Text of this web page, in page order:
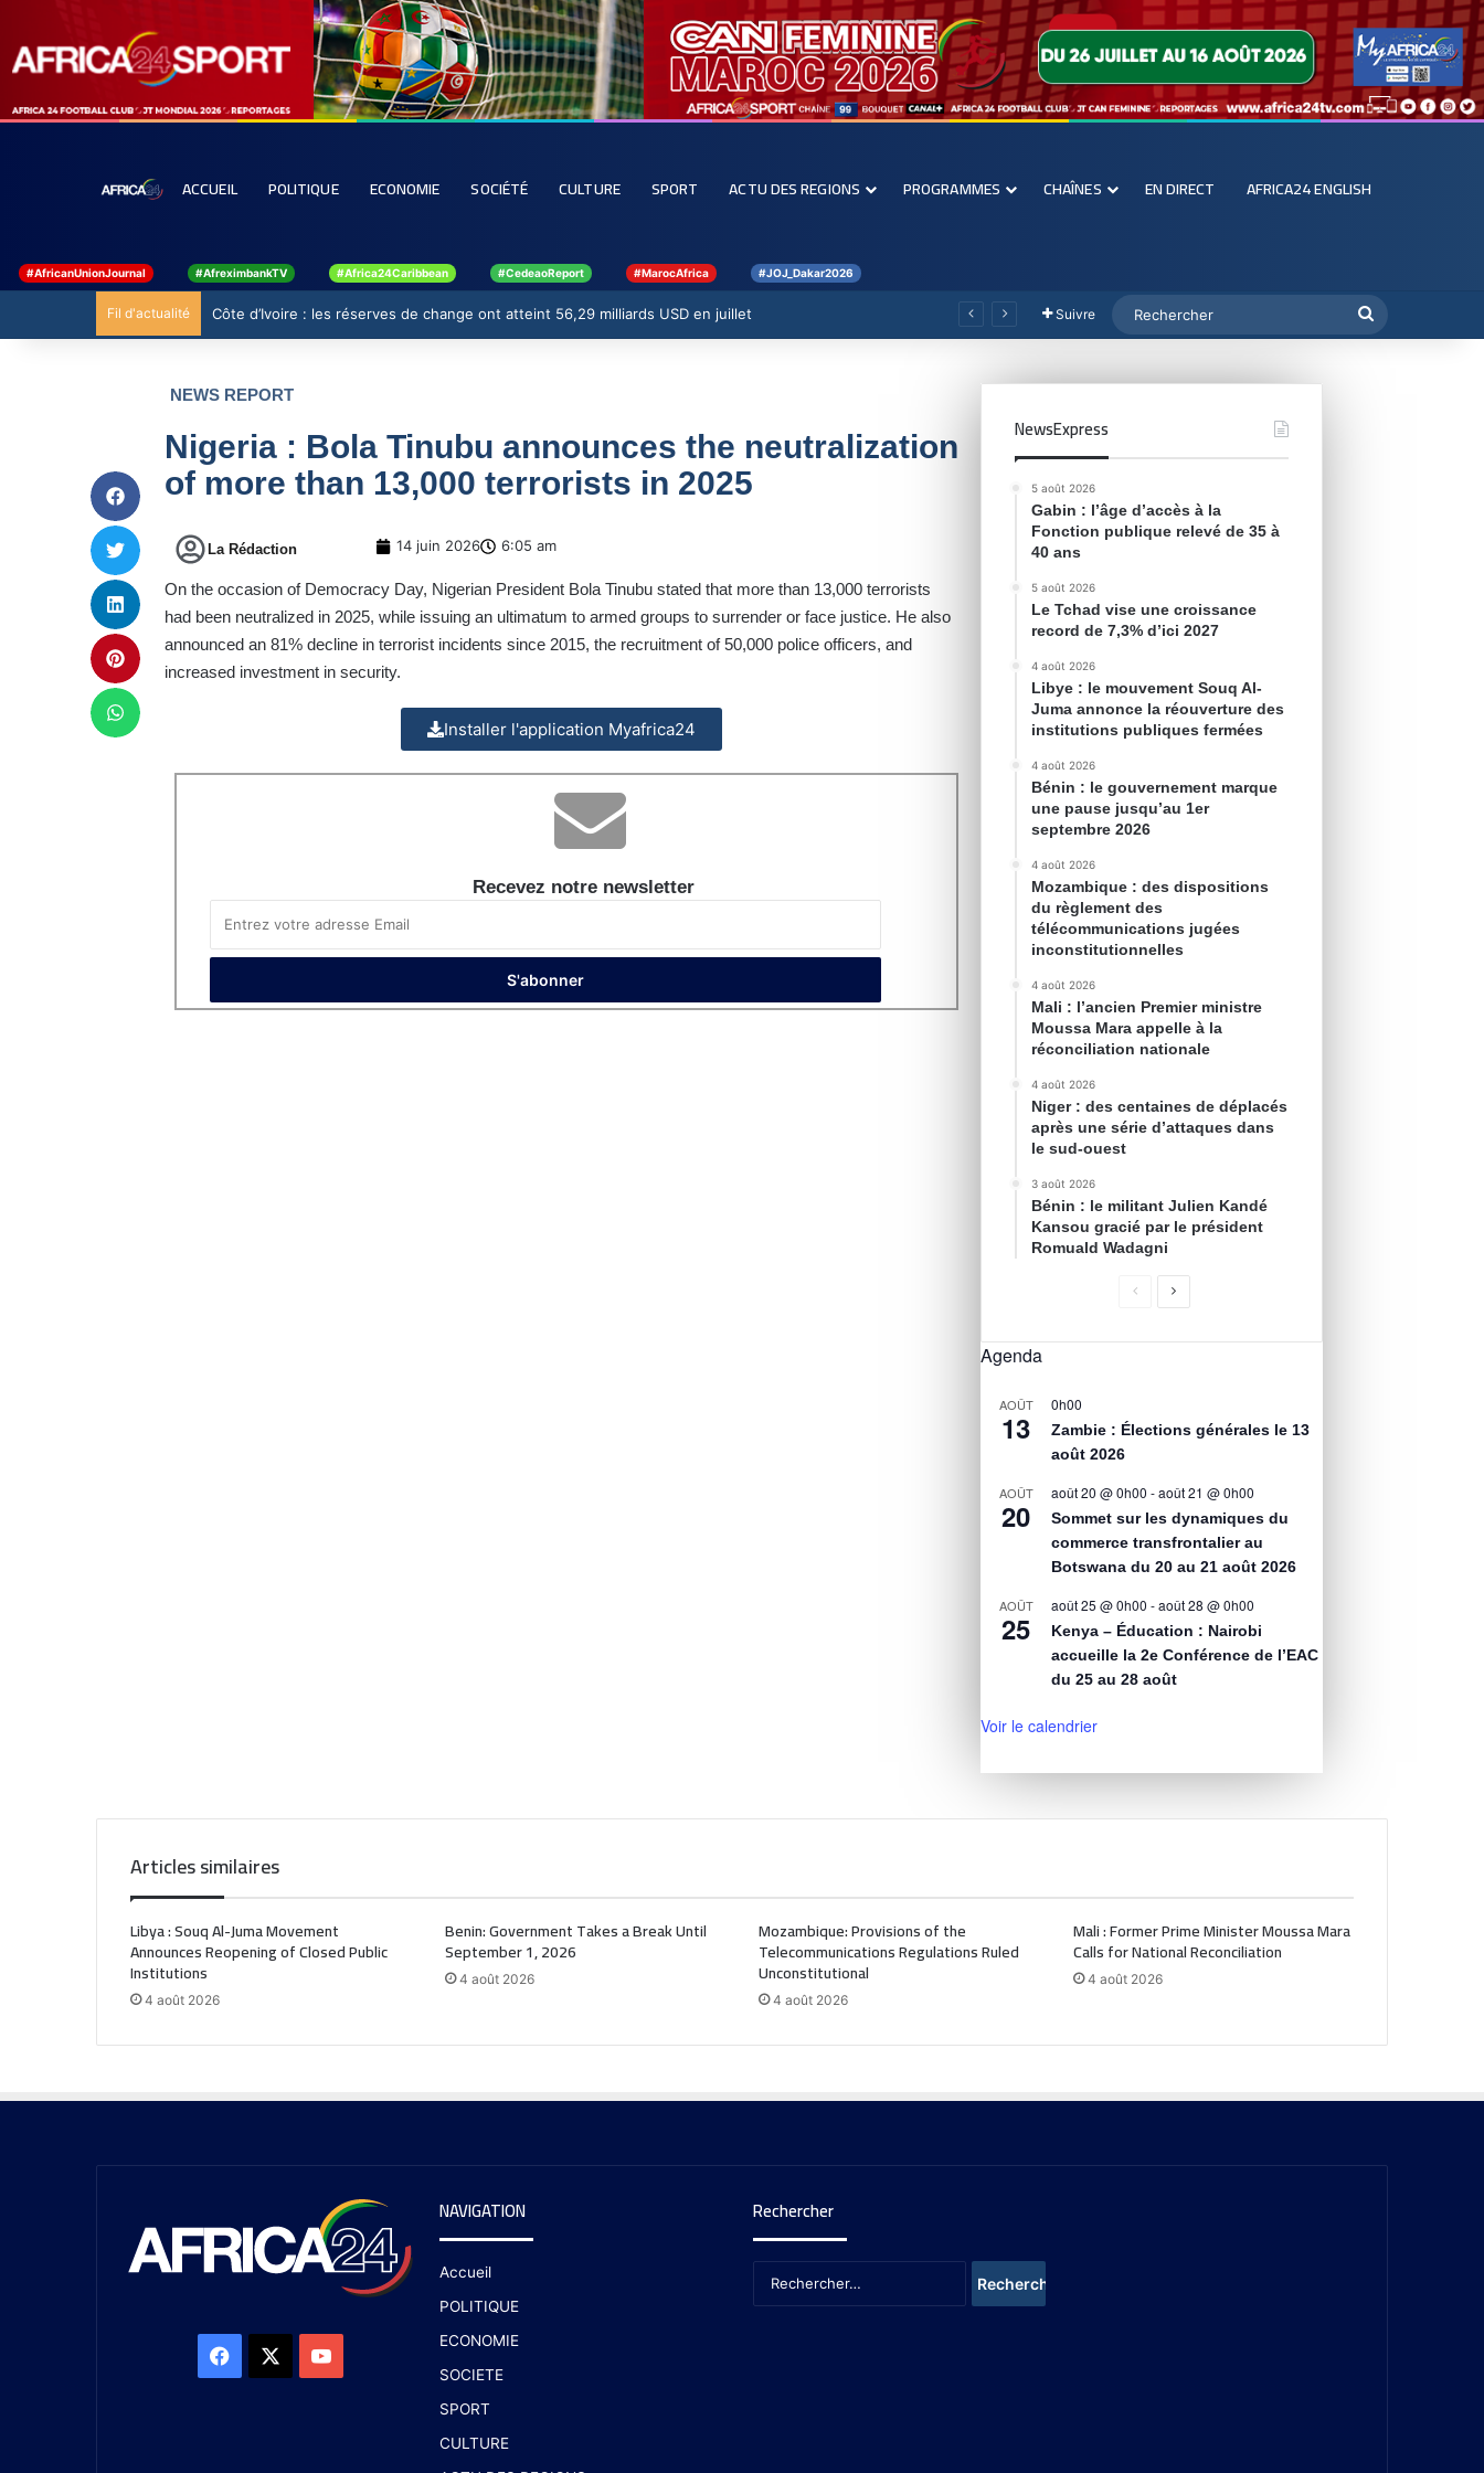
ACCUEIL POLITIQUE ECONOMIE SOCIÉTÉ CULTURE SPORT ACTU DES REGIONS PROGRAMMES CHAÎNES EN DIRECT AFRICA24 ENGLISH
#AfricanUnionJournal #AfreximbankTV #Africa24Caribbean #CedeaoReport #MarocAfrica #JOJ_Dakar2026
Fil d'actualité Côte d’Ivoire : les réserves de change ont atteint 56,29 milliards USD en juillet Suivre
NEWS REPORT
Nigeria : Bola Tinubu announces the neutralization
of more than 13,000 terrorists in 2025
La Rédaction 14 juin 2026 6:05 am
On the occasion of Democracy Day, Nigerian President Bola Tinubu stated that more than 13,000 terrorists
had been neutralized in 2025, while issuing an ultimatum to armed groups to surrender or face justice. He also
announced an 81% decline in terrorist incidents since 2015, the recruitment of 50,000 police officers, and
increased investment in security.
Installer l'application Myafrica24
Recevez notre newsletter
NewsExpress
5 août 2026
Gabin : l’âge d’accès à la
Fonction publique relevé de 35 à
40 ans
5 août 2026
Le Tchad vise une croissance
record de 7,3% d’ici 2027
4 août 2026
Libye : le mouvement Souq Al-
Juma annonce la réouverture des
institutions publiques fermées
4 août 2026
Bénin : le gouvernement marque
une pause jusqu’au 1er
septembre 2026
4 août 2026
Mozambique : des dispositions
du règlement des
télécommunications jugées
inconstitutionnelles
4 août 2026
Mali : l’ancien Premier ministre
Moussa Mara appelle à la
réconciliation nationale
4 août 2026
Niger : des centaines de déplacés
après une série d’attaques dans
le sud-ouest
3 août 2026
Bénin : le militant Julien Kandé
Kansou gracié par le président
Romuald Wadagni
Agenda
AOÛT
13
0h00
Zambie : Élections générales le 13
août 2026
AOÛT
20
août 20 @ 0h00 -août 21 @ 0h00
Sommet sur les dynamiques du
commerce transfrontalier au
Botswana du 20 au 21 août 2026
AOÛT
25
août 25 @ 0h00 -août 28 @ 0h00
Kenya – Éducation : Nairobi
accueille la 2e Conférence de l’EAC
du 25 au 28 août
Voir le calendrier
Articles similaires
Libya : Souq Al-Juma Movement
Announces Reopening of Closed Public
Institutions
4 août 2026
Benin: Government Takes a Break Until
September 1, 2026
4 août 2026
Mozambique: Provisions of the
Telecommunications Regulations Ruled
Unconstitutional
4 août 2026
Mali : Former Prime Minister Moussa Mara
Calls for National Reconciliation
4 août 2026
NAVIGATION
Accueil
POLITIQUE
ECONOMIE
SOCIETE
SPORT
CULTURE
Rechercher